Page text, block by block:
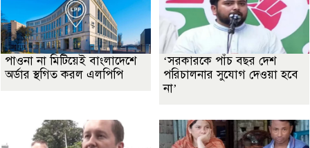
পাওনা না মিটিয়েই বাংলাদেশে
অর্ডার স্থগিত করল এলপিপি
‘সরকারকে পাঁচ বছর দেশ
পরিচালনার সুযোগ দেওয়া হবে
না’